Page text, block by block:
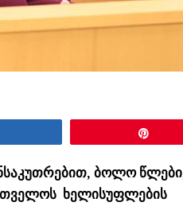
ბოლო
ხელისუფლების